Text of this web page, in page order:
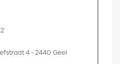
4 - 2440 Geel